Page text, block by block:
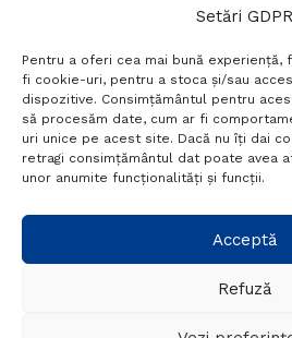
Setări GDPR
Pentru a oferi cea mai bună experiență,
fi cookie-uri, pentru a stoca și/sau
dispozitive. Consimțământul pentru
să procesăm date, cum ar fi
uri unice pe acest site. Dacă nu îți dai
retragi consimțământul dat poate avea
unor anumite funcționalități și funcții.
Acceptă
Refuză
Termeni si conditii
Politică
Politica cookies
Setări
+40 788